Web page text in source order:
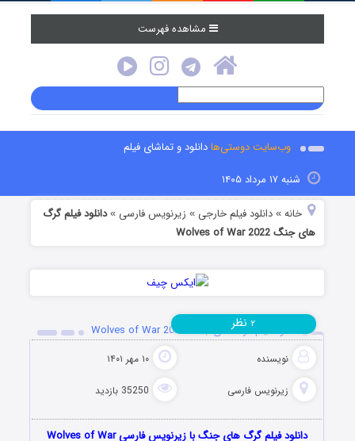
مشاهده فهرست
وب‌سایت دوستی‌هادانلود و تماشای فیلم
شنبه ۱۷ مرداد ۱۴۰۵
خانه »دانلود فیلم خارجی » زیرنویس فارسی »دانلود فیلم گرگ
های جنگ Wolves of War 2022
دانلود فیلم گرگ های جنگ Wolves of War 2022
نویسنده ۱۰ مهر ۱۴۰۱
زیرنویس فارسی 35250 بازدید
۲ نظر
دانلود فیلم گرگ های جنگ با زیرنویس فارسی Wolves of War